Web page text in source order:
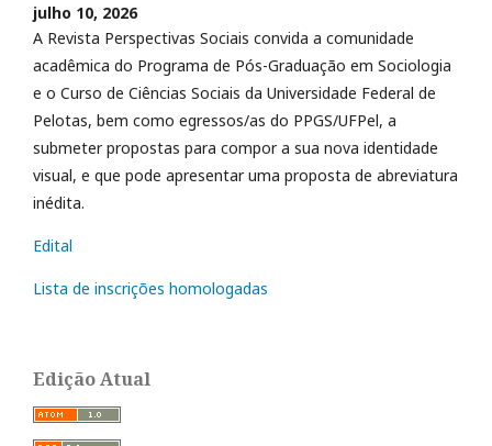
julho 10, 2026
A Revista Perspectivas Sociais convida a comunidade
acadêmica do Programa de Pós-Graduação em Sociologia
e o Curso de Ciências Sociais da Universidade Federal de
Pelotas, bem como egressos/as do PPGS/UFPel, a
submeter propostas para compor a sua nova identidade
visual, e que pode apresentar uma proposta de abreviatura
inédita.
Edital
Lista de inscrições homologadas
Edição Atual